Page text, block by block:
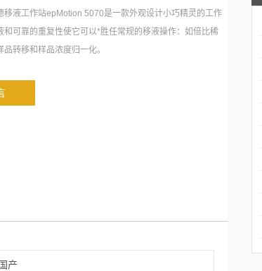
移液工作站epMotion 5070是一款外观设计小巧精灵的工作
和可靠的重复性使它可以*胜任常规的移液操作：如倍比稀
转移和样品浓度归一化。
国产